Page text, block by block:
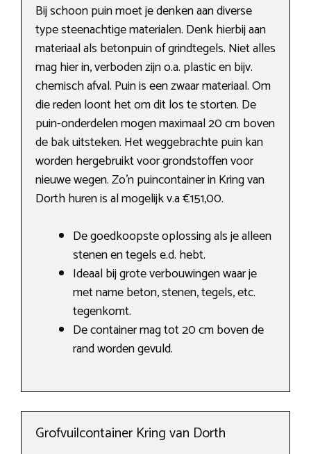
Bij schoon puin moet je denken aan diverse
type steenachtige materialen. Denk hierbij aan
materiaal als betonpuin of grindtegels. Niet alles
mag hier in, verboden zijn o.a. plastic en bijv.
chemisch afval. Puin is een zwaar materiaal. Om
die reden loont het om dit los te storten. De
puin-onderdelen mogen maximaal 20 cm boven
de bak uitsteken. Het weggebrachte puin kan
worden hergebruikt voor grondstoffen voor
nieuwe wegen. Zo’n puincontainer in Kring van
Dorth huren is al mogelijk v.a €151,00.
De goedkoopste oplossing als je alleen
stenen en tegels e.d. hebt.
Ideaal bij grote verbouwingen waar je
met name beton, stenen, tegels, etc.
tegenkomt.
De container mag tot 20 cm boven de
rand worden gevuld.
Grofvuilcontainer Kring van Dorth